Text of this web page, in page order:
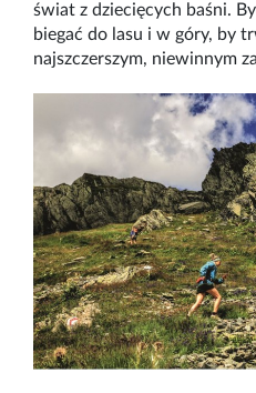
świat z dziecięcych baśni.
biegać do lasu i w góry, by
najszczerszym, niewinnym